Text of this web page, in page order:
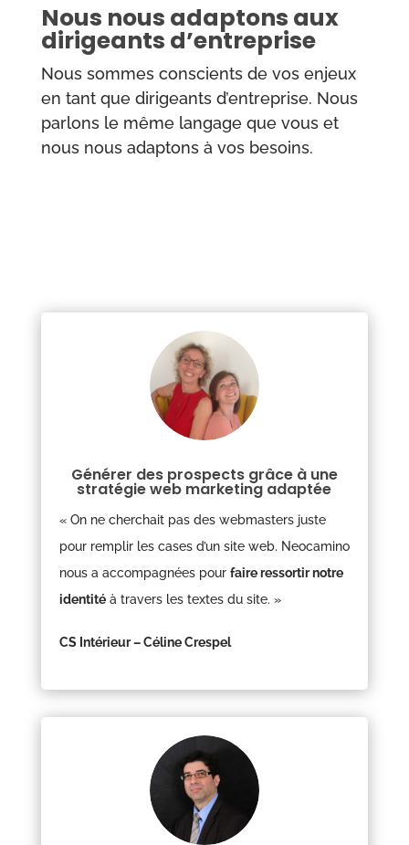
Nous nous adaptons aux
dirigeants d’entreprise
Nous sommes conscients de vos enjeux
en tant que dirigeants d’entreprise. Nous
parlons le même langage que vous et
nous nous adaptons à vos besoins.
Générer des prospects grâce à une
stratégie web marketing adaptée
« On ne cherchait pas des webmasters juste
pour remplir les cases d’un site web. Neocamino
nous a accompagnées pour faire ressortir notre
identitéà travers les textes du site. »
CS Intérieur – Céline Crespel